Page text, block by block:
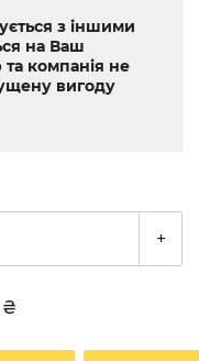
з іншими
на Ваш
компанія не
вигоду
+
₴